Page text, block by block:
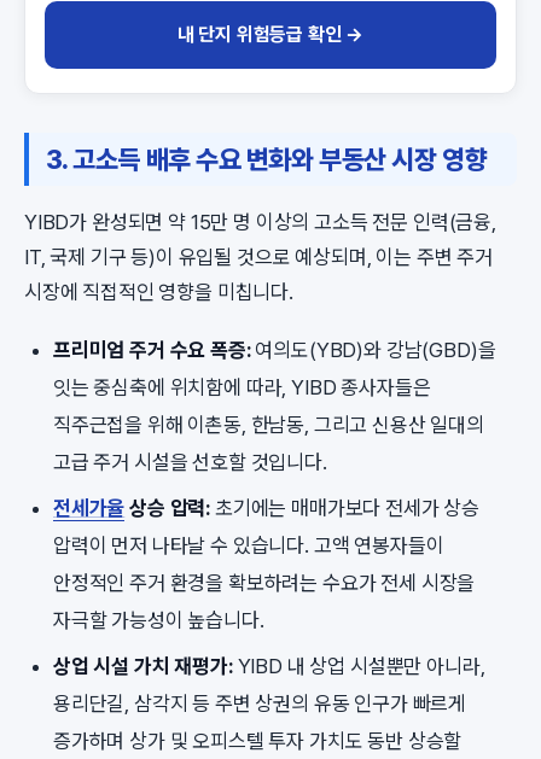
내 단지 위험등급 확인 →
3. 고소득 배후 수요 변화와 부동산 시장 영향
YIBD가 완성되면 약 15만 명 이상의 고소득 전문 인력(금융,
IT, 국제 기구 등)이 유입될 것으로 예상되며, 이는 주변 주거
시장에 직접적인 영향을 미칩니다.
프리미엄 주거 수요 폭증:여의도(YBD)와 강남(GBD)을
잇는 중심축에 위치함에 따라, YIBD 종사자들은
직주근접을 위해 이촌동, 한남동, 그리고 신용산 일대의
고급 주거 시설을 선호할 것입니다.
전세가율 상승 압력: 초기에는 매매가보다 전세가 상승
압력이 먼저 나타날 수 있습니다. 고액 연봉자들이
안정적인 주거 환경을 확보하려는 수요가 전세 시장을
자극할 가능성이 높습니다.
상업 시설 가치 재평가:YIBD 내 상업 시설뿐만 아니라,
용리단길, 삼각지 등 주변 상권의 유동 인구가 빠르게
증가하며 상가 및 오피스텔 투자 가치도 동반 상승할